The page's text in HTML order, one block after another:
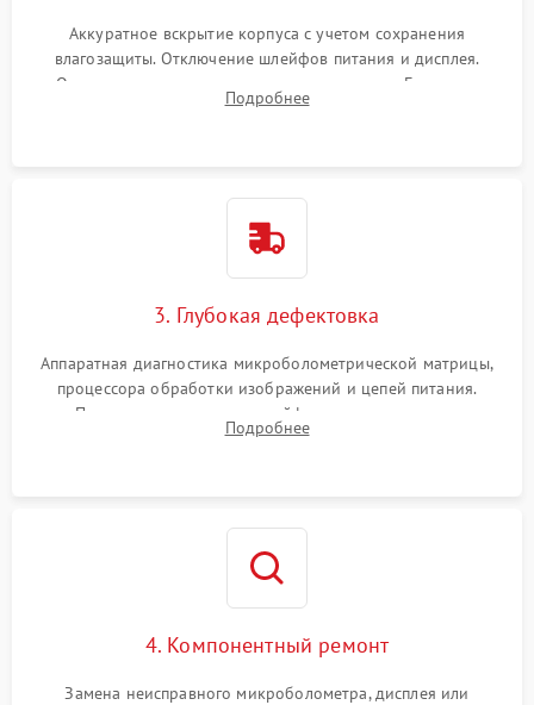
Аккуратное вскрытие корпуса с учетом сохранения
влагозащиты. Отключение шлейфов питания и дисплея.
Очистка внутренних плат от окислов и пыли. Бережная
обработка германиевого объектива специализированными
Подробнее
3. Глубокая дефектовка
Аппаратная диагностика микроболометрической матрицы,
процессора обработки изображений и цепей питания.
Проверка целостности шлейфов, модуля памяти и
интерфейсов связи. Выявление сгоревших SMD-компонентов
Подробнее
4. Компонентный ремонт
Замена неисправного микроболометра, дисплея или